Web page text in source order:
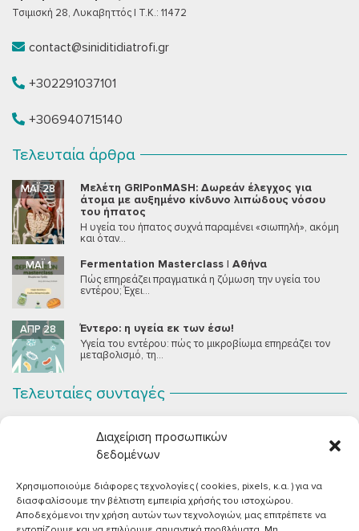
Διαχείριση προσωπικών
δεδομένων
Χρησιμοποιούμε διάφορες τεχνολογίες ( cookies, pixels, κ.α. ) για να
διασφαλίσουμε την βέλτιστη εμπειρία χρήσής του ιστοχώρου.
Αποδεχόμενοι την χρήση αυτών των τεχνολογιών, μας επιτρέπετε να
Τσιμισκή 28, Λυκαβηττός | T.K.: 11472
contact@siniditidiatrofi.gr
+302291037101
+306940715140
Τελευταία άρθρα
Μελέτη GRIPonMASH: Δωρεάν έλεγχος για
άτομα με αυξημένο κίνδυνο λιπώδους νόσου
του ήπατος
ΜΆΙ 28
Η υγεία του ήπατος συχνά παραμένει «σιωπηλή», ακόμη
και όταν...
Fermentation Masterclass | Αθήνα
ΜΆΙ 1
Πώς επηρεάζει πραγματικά η ζύμωση την υγεία του
εντέρου; Έχει...
Έντερο: η υγεία εκ των έσω!
ΑΠΡ 28
Υγεία του εντέρου: πώς το μικροβίωμα επηρεάζει τον
μεταβολισμό, τη...
Τελευταίες συνταγές
Μια μους σοκολάτας για όλους εμάς που θέλουμε να
συστήσουμε...
Vegan Χωριάτικη Σαλάτα με Φέτα από Τόφου
ΙΟΎΝ 26
Καλοκαίρι, ζεστάρα και “χωριάτικη” σαλάτα! Έχοντας
μεγαλώσει με αυτό το...